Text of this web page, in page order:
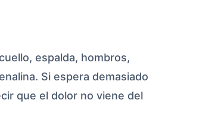
espalda, hombros,
Si espera demasiado
que el dolor no viene del